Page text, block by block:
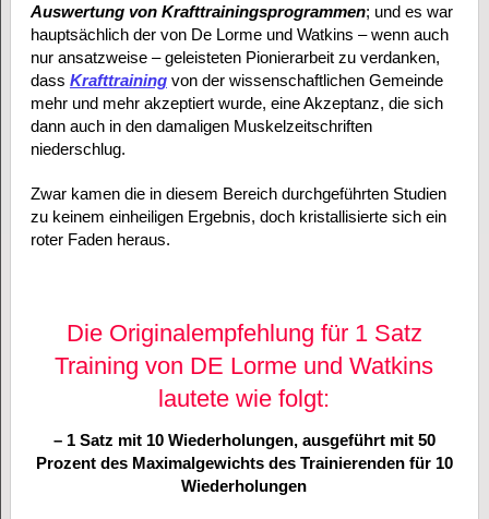
Auswertung von Krafttrainingsprogrammen; und es war
hauptsächlich der von De Lorme und Watkins – wenn auch
nur ansatzweise – geleisteten Pionierarbeit zu verdanken,
dass Krafttrainingvon der wissenschaftlichen Gemeinde
mehr und mehr akzeptiert wurde, eine Akzeptanz, die sich
dann auch in den damaligen Muskelzeitschriften
niederschlug.
Zwar kamen die in diesem Bereich durchgeführten Studien
zu keinem einheiligen Ergebnis, doch kristallisierte sich ein
roter Faden heraus.
Die Originalempfehlung für 1 Satz
Training von DE Lorme und Watkins
lautete wie folgt:
– 1 Satz mit 10 Wiederholungen, ausgeführt mit 50
Prozent des Maximalgewichts des Trainierenden für 10
Wiederholungen